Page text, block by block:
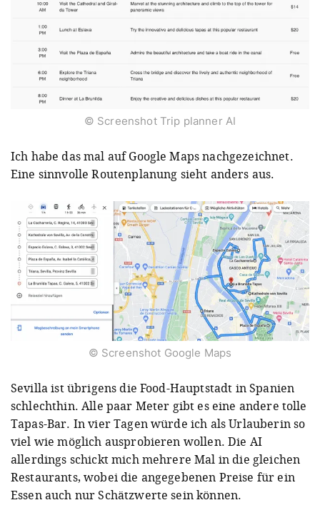
© Screenshot Trip planner AI
Ich habe das mal auf Google Maps nachgezeichnet.
Eine sinnvolle Routenplanung sieht anders aus.
© Screenshot Google Maps
Sevilla ist übrigens die Food-Hauptstadt in Spanien
schlechthin. Alle paar Meter gibt es eine andere tolle
Tapas-Bar. In vier Tagen würde ich als Urlauberin so
viel wie möglich ausprobieren wollen. Die AI
allerdings schickt mich mehrere Mal in die gleichen
Restaurants, wobei die angegebenen Preise für ein
Essen auch nur Schätzwerte sein können.